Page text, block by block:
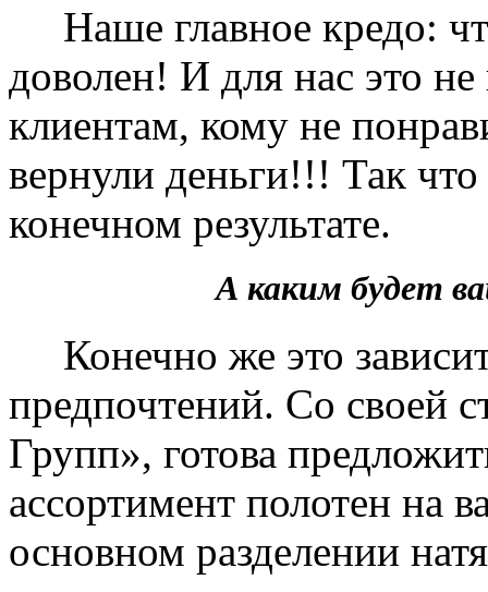
Наше главное кредо:
доволен! И для нас это
клиентам, кому не
вернули деньги!!! Так
конечном результате.
А каким будет
Конечно же это
предпочтений. Со своей
Групп», готова
ассортимент полотен на
основном разделении